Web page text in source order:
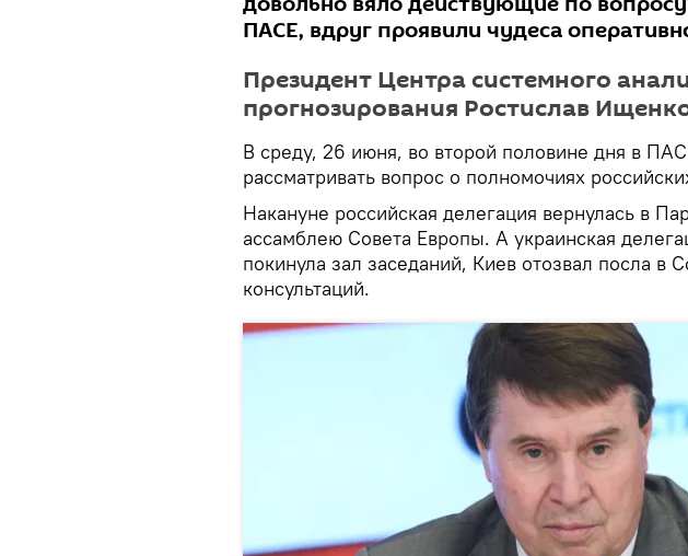
ПАСЕ, вдруг проявили чудеса
Президент Центра системного
прогнозирования Ростислав
В среду, 26 июня, во второй половине дня в
рассматривать вопрос о полномочиях
Накануне российская делегация вернулась в
ассамблею Совета Европы. А украинская
покинула зал заседаний, Киев отозвал посла в
консультаций.